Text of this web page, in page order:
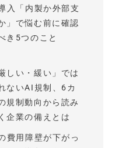
入「内製か外部支
」で悩む前に確認
き5つのこと
しい・緩い」では
ないAI規制、6カ
規制動向から読み
企業の備えとは
費用障壁が下がっ